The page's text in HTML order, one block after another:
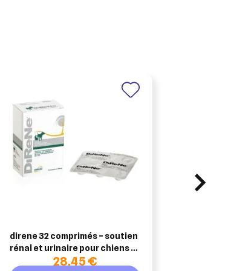
direne 32 comprimés – soutien
rénal et urinaire pour chiens et
28,45 €